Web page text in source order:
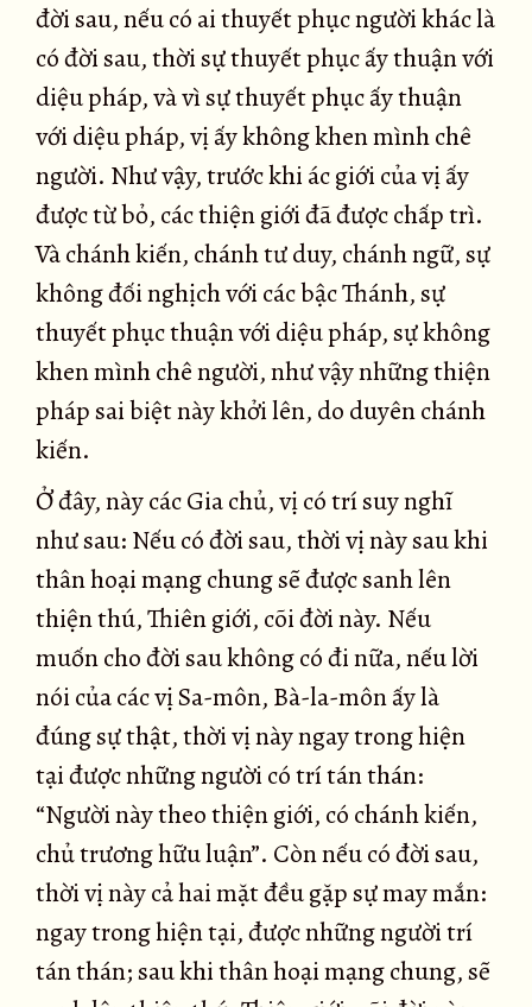
đời sau, nếu có ai thuyết phục người khác là
có đời sau, thời sự thuyết phục ấy thuận với
diệu pháp, và vì sự thuyết phục ấy thuận
với diệu pháp, vị ấy không khen mình chê
người. Như vậy, trước khi ác giới của vị ấy
được từ bỏ, các thiện giới đã được chấp trì.
Và chánh kiến, chánh tư duy, chánh ngữ, sự
không đối nghịch với các bậc Thánh, sự
thuyết phục thuận với diệu pháp, sự không
khen mình chê người, như vậy những thiện
pháp sai biệt này khởi lên, do duyên chánh
kiến.
Ở đây, này các Gia chủ, vị có trí suy nghĩ
như sau: Nếu có đời sau, thời vị này sau khi
thân hoại mạng chung sẽ được sanh lên
thiện thú, Thiên giới, cõi đời này. Nếu
muốn cho đời sau không có đi nữa, nếu lời
nói của các vị Sa-môn, Bà-la-môn ấy là
đúng sự thật, thời vị này ngay trong hiện
tại được những người có trí tán thán:
“Người này theo thiện giới, có chánh kiến,
chủ trương hữu luận”. Còn nếu có đời sau,
thời vị này cả hai mặt đều gặp sự may mắn:
ngay trong hiện tại, được những người trí
tán thán; sau khi thân hoại mạng chung, sẽ